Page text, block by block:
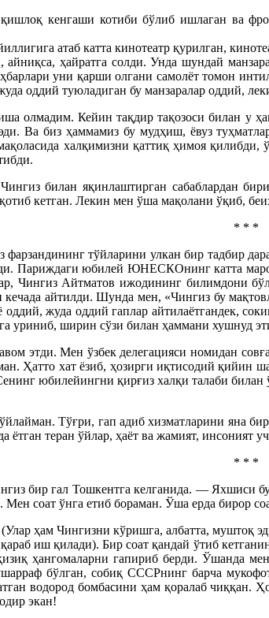
кенгаши котиби бўлиб ишлаган ва
атаб катта кинотеатр қурилган,
айниқса, ҳайратга солди. Унда шундай
уни қарши олгани самолёт томон
оддий туюладиган бу манзаралар оддий,
олмадим. Кейин тақдир тақозоси билан
Ва биз ҳаммамиз бу мудҳиш, ёвуз
халқимизни қаттиқ ҳимоя
билан яқинлаштирган сабаблардан
кетган. Лекин мен ўша мақолани ўқиб,
* * *
тўйларини улкан бир тадбир
Париждаги юбилей ЮНЕСКОнинг катта
Чингиз Айтматов ижодининг билимдони
айтилди. Шунда мен, «Чингиз бу
жуда оддий гаплар айтилаётгандек,
уриниб, ширин сўзи билан ҳаммани хушнуд
этди. Мен ўзбек делегацияси номидан
Ҳатто хат ёзиб, ҳозирги иқтисодий қийин
юбилейингни қирғиз халқи талаби
Тўғри, гап адиб хизматларини яна
ётган теран ўйлар, ҳаёт ва жамият, инсоният
* * *
бир гал Тошкентга келганида. — Яхшиси
соат ўнга етиб бораман. Ўша ерда бирор
ҳам Чингизни кўришга, албатта, муштоқ
иш қилади). Бир соат қандай ўтиб
ҳангомаларни гапириб берди. Ўшанда
бўлган, собиқ СССРнинг барча
водород бомбасини ҳам қоралаб
экан!